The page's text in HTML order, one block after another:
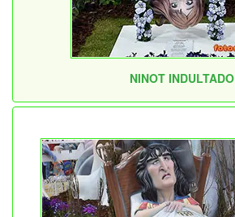
NINOT INDULTADO